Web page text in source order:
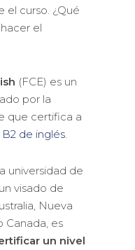
el curso. ¿Qué
el
(FCE) es un
por la
que certifica a
B2 de inglés.
universidad de
visado de
Nueva
Canada, es
un nivel